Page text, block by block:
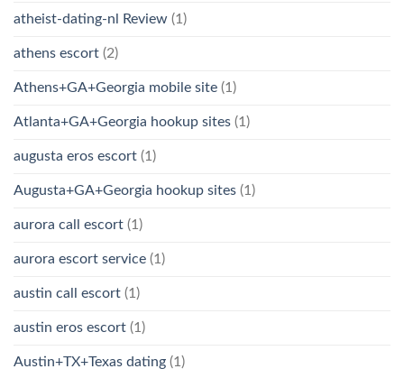
atheist-dating-nl Review (1)
athens escort (2)
Athens+GA+Georgia mobile site (1)
Atlanta+GA+Georgia hookup sites (1)
augusta eros escort (1)
Augusta+GA+Georgia hookup sites (1)
aurora call escort (1)
aurora escort service (1)
austin call escort (1)
austin eros escort (1)
Austin+TX+Texas dating (1)